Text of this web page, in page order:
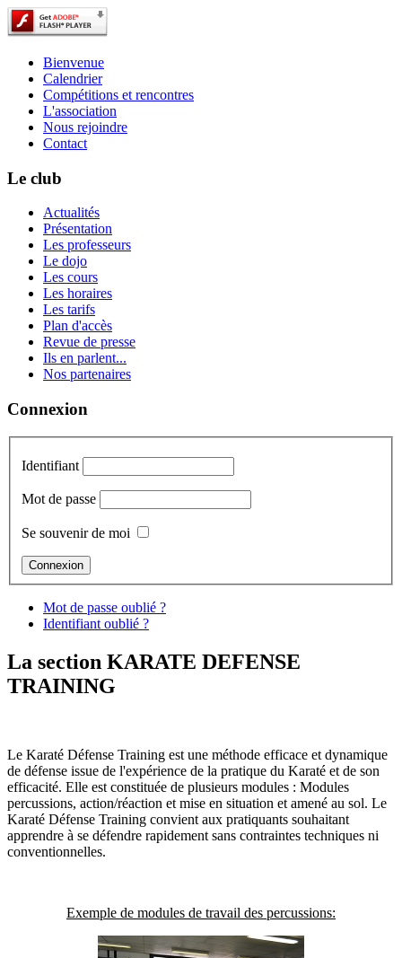
Bienvenue
Calendrier
Compétitions et rencontres
L'association
Nous rejoindre
Contact
Le club
Actualités
Présentation
Les professeurs
Le dojo
Les cours
Les horaires
Les tarifs
Plan d'accès
Revue de presse
Ils en parlent...
Nos partenaires
Connexion
Identifiant
Mot de passe
Se souvenir de moi
Mot de passe oublié ?
Identifiant oublié ?
La section KARATE DEFENSE
TRAINING
Le Karaté Défense Training est une méthode efficace et dynamique
de défense issue de l'expérience de la pratique du Karaté et de son
efficacité. Elle est constituée de plusieurs modules : Modules
percussions, action/réaction et mise en situation et amené au sol. Le
Karaté Défense Training convient aux pratiquants souhaitant
apprendre à se défendre rapidement sans contraintes techniques ni
conventionnelles.
Exemple de modules de travail des percussions: